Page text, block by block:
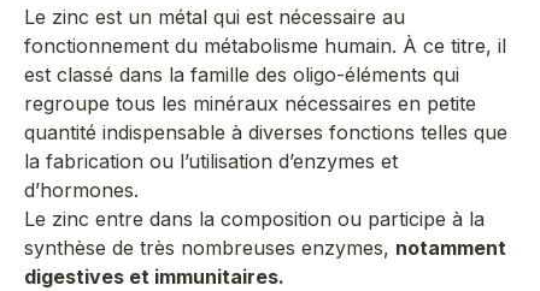
Le zinc est un métal qui est nécessaire au
fonctionnement du métabolisme humain. À ce titre, il
est classé dans la famille des oligo-éléments qui
regroupe tous les minéraux nécessaires en petite
quantité indispensable à diverses fonctions telles que
la fabrication ou l’utilisation d’enzymes et
d’hormones.
Le zinc entre dans la composition ou participe à la
synthèse de très nombreuses enzymes, notamment
digestives et immunitaires.